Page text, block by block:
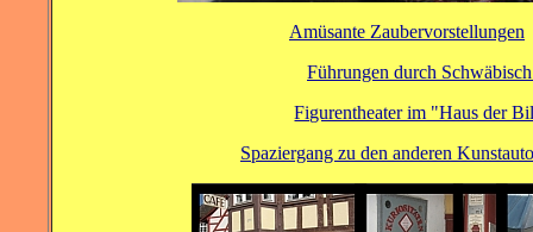
Amüsante Zaubervorstellungen
Führungen durch
Figurentheater im "Haus der
Spaziergang zu den anderen